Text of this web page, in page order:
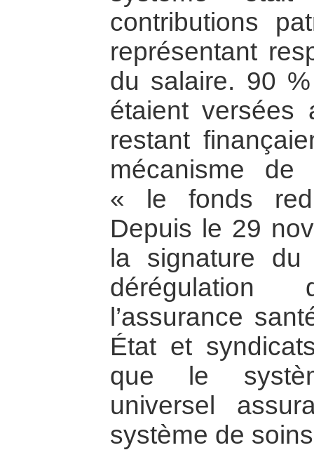
contributions
représentant
du salaire. 90
étaient
restant
mécanisme de
« le fonds
Depuis le 29
la signature
l’assurance
État et
que le
universel
système de